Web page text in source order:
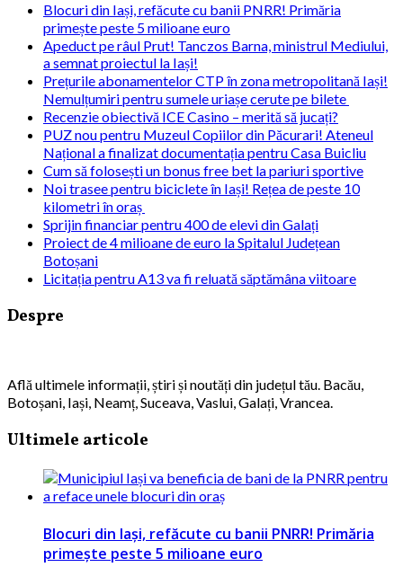
Blocuri din Iași, refăcute cu banii PNRR! Primăria
primește peste 5 milioane euro
Apeduct pe râul Prut! Tanczos Barna, ministrul Mediului,
a semnat proiectul la Iași!
Prețurile abonamentelor CTP în zona metropolitană Iași!
Nemulțumiri pentru sumele uriașe cerute pe bilete
Recenzie obiectivă ICE Casino – merită să jucați?
PUZ nou pentru Muzeul Copiilor din Păcurari! Ateneul
Național a finalizat documentația pentru Casa Buicliu
Cum să folosești un bonus free bet la pariuri sportive
Noi trasee pentru biciclete în Iași! Rețea de peste 10
kilometri în oraș
Sprijin financiar pentru 400 de elevi din Galați
Proiect de 4 milioane de euro la Spitalul Județean
Botoșani
Licitația pentru A13 va fi reluată săptămâna viitoare
Despre
Află ultimele informații, știri și noutăți din județul tău. Bacău,
Botoșani, Iași, Neamț, Suceava, Vaslui, Galați, Vrancea.
Ultimele articole
Blocuri din Iași, refăcute cu banii PNRR! Primăria
primește peste 5 milioane euro